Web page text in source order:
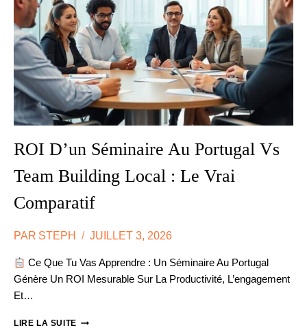
ROI D’un Séminaire Au Portugal Vs
Team Building Local : Le Vrai
Comparatif
PAR STEPH JUILLET 3, 2026
Ce Que Tu Vas Apprendre : Un Séminaire Au Portugal
Génère Un ROI Mesurable Sur La Productivité, L’engagement
Et…
LIRE LA SUITEROI